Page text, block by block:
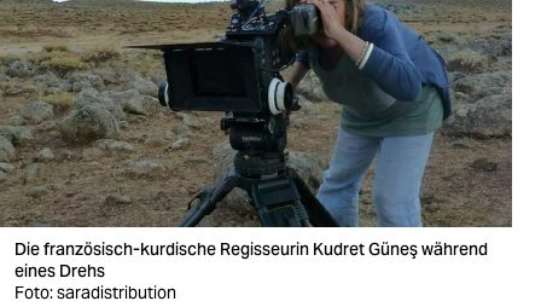
verlag
verlag
veranstaltungen
shop
fragen & hilfe
unterstützen
Die französisch-kurdische Regisseurin Kudret Güneş während
eines Drehs
Foto: saradistribution